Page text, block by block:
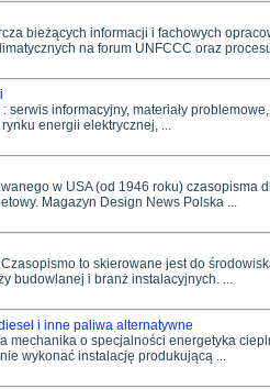
bieżących informacji i fachowych
na forum UNFCCC oraz
serwis informacyjny, materiały
energii elektrycznej, ...
w USA (od 1946 roku)
Magazyn Design News Polska ...
to skierowane jest do
budowlanej i branż instalacyjnych. ...
i inne paliwa alternatywne
mechanika o specjalności energetyka
wykonać instalację produkującą ...